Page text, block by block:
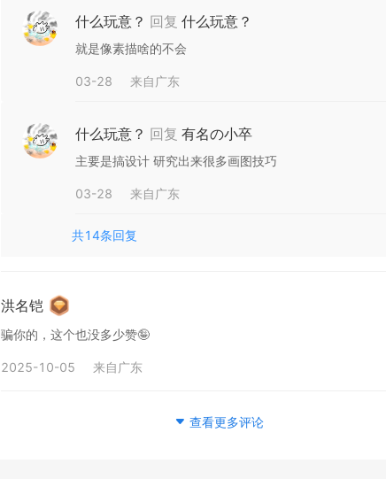
什么玩意？ 回复 什么玩意？
就是像素描啥的不会
03-28 来自 广东
什么玩意？ 回复 有名の小卒
主要是搞设计 研究出来很多画图技巧
03-28 来自 广东
共14条回复
洪名铠
骗你的，这个也没多少赞🤪
2025-10-05 来自 广东
查看更多评论